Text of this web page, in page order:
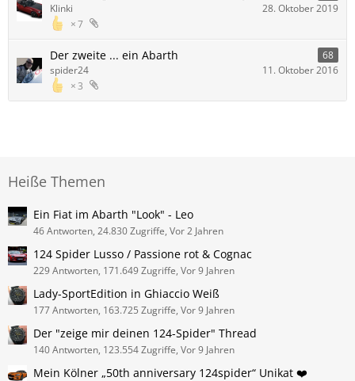
7
Klinki 28. Oktober 2019
Der zweite ... ein Abarth 68
3
spider24 11. Oktober 2016
Heiße Themen
Ein Fiat im Abarth "Look" - Leo
46 Antworten, 24.830 Zugriffe, Vor 2 Jahren
124 Spider Lusso / Passione rot & Cognac
229 Antworten, 171.649 Zugriffe, Vor 9 Jahren
Lady-SportEdition in Ghiaccio Weiß
177 Antworten, 163.725 Zugriffe, Vor 9 Jahren
Der "zeige mir deinen 124-Spider" Thread
140 Antworten, 123.554 Zugriffe, Vor 9 Jahren
Mein Kölner „50th anniversary 124spider“ Unikat ❤️